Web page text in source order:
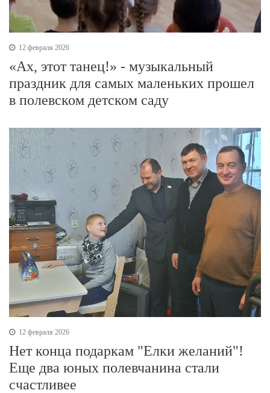
12 февраля 2026
«Ах, этот танец!» - музыкальный
праздник для самых маленьких прошел
в полевском детском саду
12 февраля 2026
Нет конца подаркам "Елки желаний"!
Еще два юных полевчанина стали
счастливее